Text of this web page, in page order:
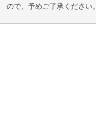
ので、予めご了承ください。